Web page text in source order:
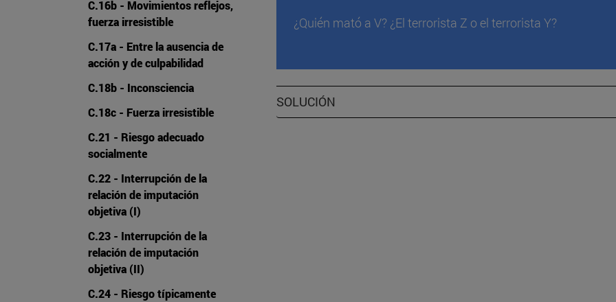
C.85b - Exceso intensivo
C.85c - Tentativa idónea
justificación
C.16b - Movimientos reflejos,
fuerza irresistible
C.17a - Entre la ausencia de
acción y de culpabilidad
C.18b - Inconsciencia
C.18c - Fuerza irresistible
C.21 - Riesgo adecuado
socialmente
C.22 - Interrupción de la
relación de imputación
objetiva (I)
C.23 - Interrupción de la
relación de imputación
objetiva (II)
C.24 - Riesgo típicamente
¿Quién mató a V? ¿El terrorista Z o el terrorista Y?
SOLUCIÓN